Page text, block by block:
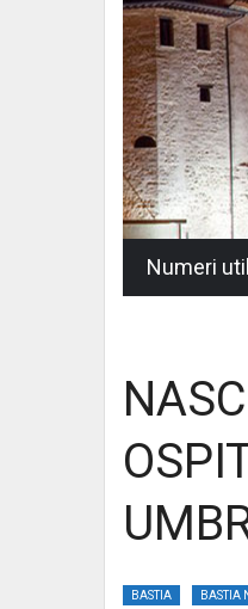
Numeri
BASTIA BASTIA